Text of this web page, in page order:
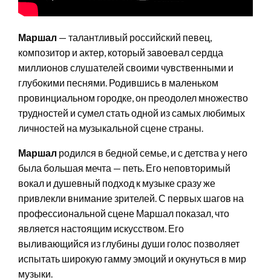
Маршал — талантливый российский певец,
композитор и актер, который завоевал сердца
миллионов слушателей своими чувственными и
глубокими песнями. Родившись в маленьком
провинциальном городке, он преодолел множество
трудностей и сумел стать одной из самых любимых
личностей на музыкальной сцене страны.
Маршал родился в бедной семье, и с детства у него
была большая мечта — петь. Его неповторимый
вокал и душевный подход к музыке сразу же
привлекли внимание зрителей. С первых шагов на
профессиональной сцене Маршал показал, что
является настоящим искусством. Его
выливающийся из глубины души голос позволяет
испытать широкую гамму эмоций и окунуться в мир
музыки.